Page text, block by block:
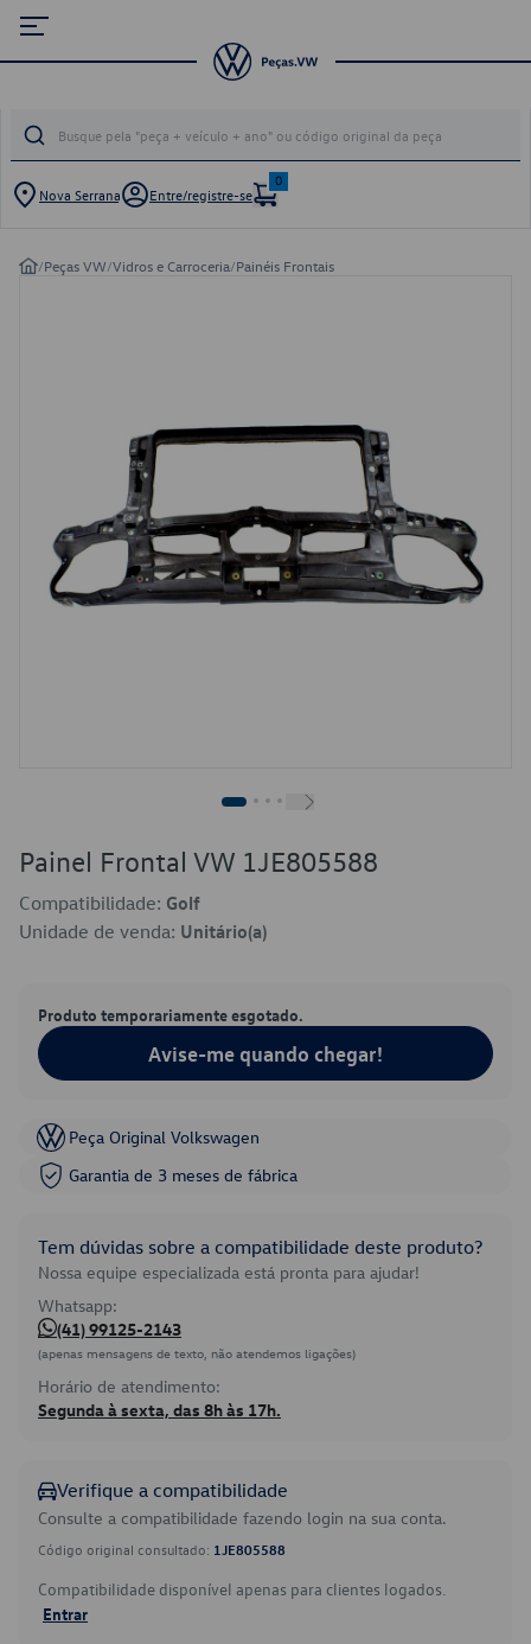
Nova Serrana Entre/registre-se
0
/Peças VW/Vidros e Carroceria/Painéis Frontais
Painel Frontal VW 1JE805588
Compatibilidade: Golf
Unidade de venda: Unitário(a)
Produto temporariamente esgotado.
Avise-me quando chegar!
Peça Original Volkswagen
Garantia de 3 meses de fábrica
Tem dúvidas sobre a compatibilidade deste produto?
Nossa equipe especializada está pronta para ajudar!
Whatsapp:
(41) 99125-2143
(apenas mensagens de texto, não atendemos ligações)
Horário de atendimento:
Segunda à sexta, das 8h às 17h.
Verifique a compatibilidade
Consulte a compatibilidade fazendo login na sua conta.
Código original consultado: 1JE805588
Compatibilidade disponível apenas para clientes logados.
Entrar